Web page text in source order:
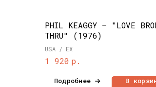
PHIL KEAGGY – "LOVE
THRU" (1976)
USA / EX
1 920 р.
Подробнее В